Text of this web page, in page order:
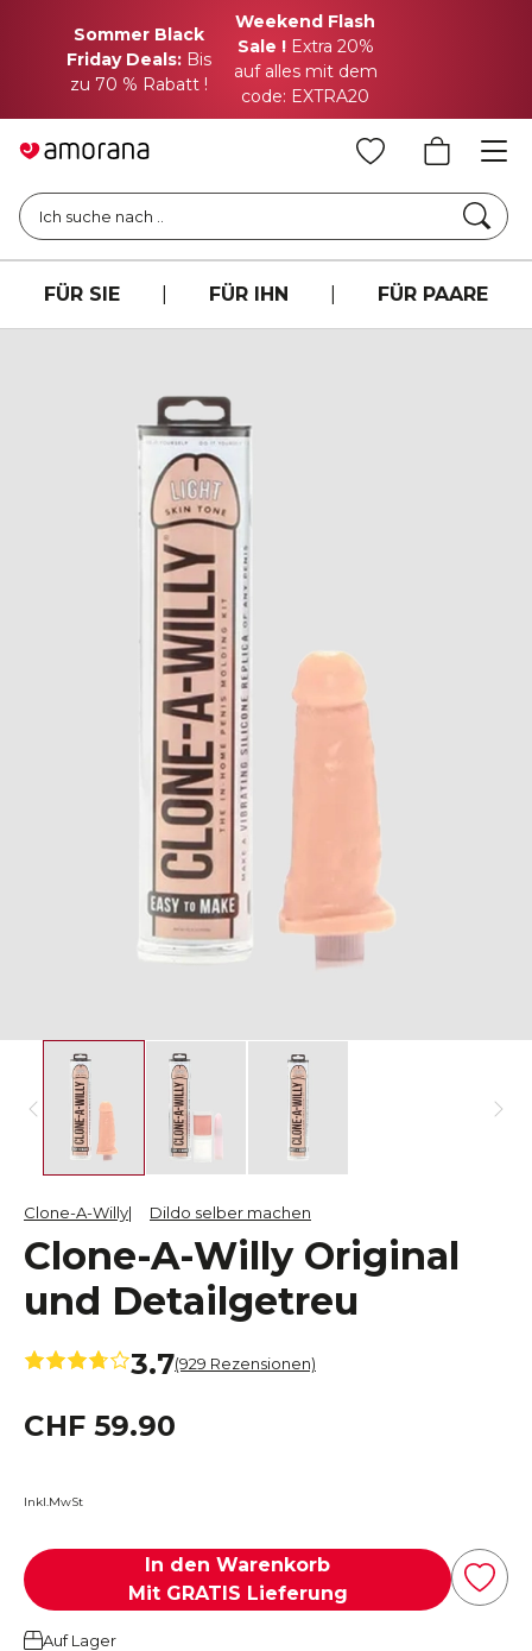
Sommer Black
Friday Deals: Bis
zu 70 % Rabatt !
Weekend Flash
Sale ! Extra 20%
auf alles mit dem
code: EXTRA20
Ich suche nach ..
FÜR SIE FÜR IHN FÜR PAARE
Clone-A-Willy Dildo selber machen
Clone-A-Willy Original
und Detailgetreu
3.7(929 Rezensionen)
CHF 59.90
Inkl.MwSt
In den Warenkorb
Mit GRATIS Lieferung
Auf Lager